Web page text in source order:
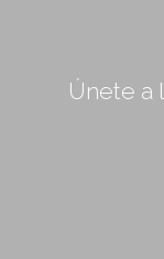
Únete a